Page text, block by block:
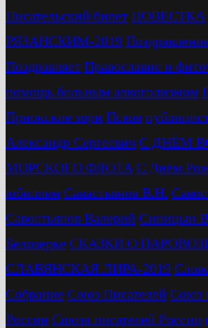
Писательский билет ПОВЕСТКА
РЯЗАНСКИМ-2019
Поздравляет Православие и
помощь больным алкоголизмом
Приокские зори Псков
Александр Сергеевич С ДНЁМ
МОРСКОГО ФЛОТА С Днём
юбиллем Савастьянов В.Н.
Савостьянов Валерий Синицын
Белозерке СКАЗКИ О
СЛАВЯНСКАЯ ЛИРА-2019
Собрание Союз Писателей Союз
России Союза писателей России